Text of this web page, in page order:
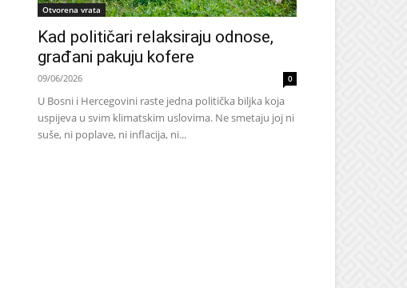
Otvorena vrata
Kad političari relaksiraju odnose,
građani pakuju kofere
09/06/2026 0
U Bosni i Hercegovini raste jedna politička biljka koja
uspijeva u svim klimatskim uslovima. Ne smetaju joj ni
suše, ni poplave, ni inflacija, ni...